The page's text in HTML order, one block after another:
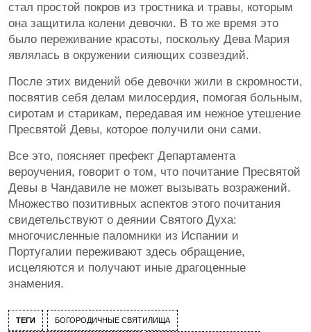
стал простой покров из тростника и травы, которым
она защитила колени девочки. В то же время это
было переживание красоты, поскольку Дева Мария
являлась в окружении сияющих созвездий.
После этих видений обе девочки жили в скромности,
посвятив себя делам милосердия, помогая больным,
сиротам и старикам, передавая им нежное утешение
Пресвятой Девы, которое получили они сами.
Все это, поясняет префект Департамента
вероучения, говорит о том, что почитание Пресвятой
Девы в Чандавиле не может вызывать возражений.
Множество позитивных аспектов этого почитания
свидетельствуют о деянии Святого Духа:
многочисленные паломники из Испании и
Португалии переживают здесь обращение,
исцеляются и получают иные драгоценные
знамения.
ТЕГИ БОГОРОДИЧНЫЕ СВЯТИЛИЩА